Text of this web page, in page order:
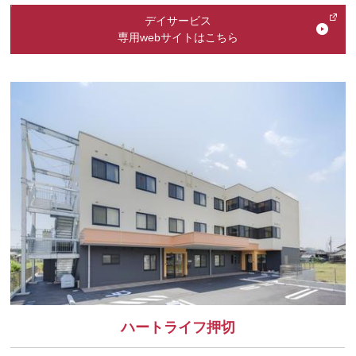
デイサービス
専用webサイトはこちら
ハートライフ押切